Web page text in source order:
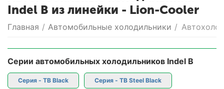
Indel B из линейки - Lion-Cooler
Главная / Автомобильные холодильники /
Серии автомобильных холодильников Indel B
Серия - TB Black Серия - TB Steel Black